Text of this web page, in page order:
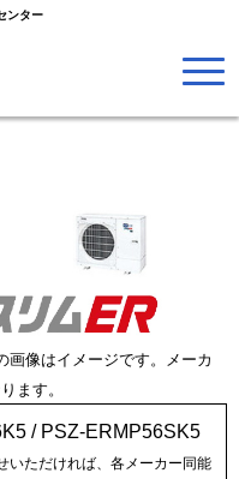
ンター
像はイメージです。メーカ
ます。
/ PSZ-ERMP56SK5
いただければ、各メーカー同能